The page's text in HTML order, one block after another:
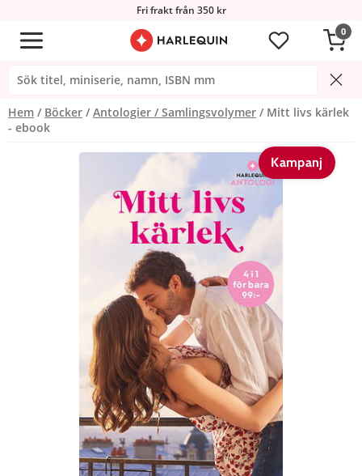
Fri frakt från 350 kr
0
Hem Böcker Antologier / Samlingsvolymer
Mitt livs kärlek
- ebook
Kampanj